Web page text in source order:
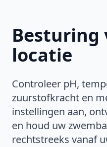
Besturing
locatie
Controleer pH,
zuurstofkracht en
instellingen aan,
en houd uw
rechtstreeks vanaf